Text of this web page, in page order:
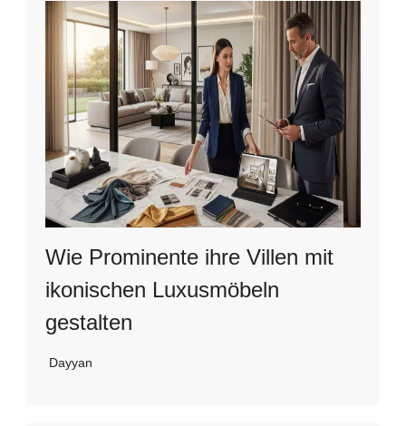
Wie Prominente ihre Villen mit
ikonischen Luxusmöbeln
gestalten
Dayyan